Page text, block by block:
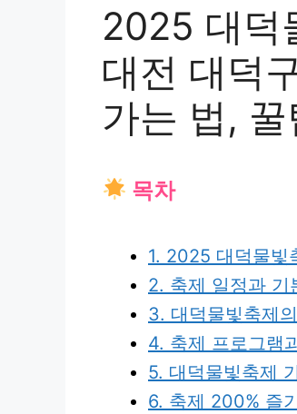
2025 대덕
대전 대덕
가는 법, 꿀
목차
1. 2025 대덕물빛
2. 축제 일정과 기
3. 대덕물빛축제
4. 축제 프로그램
5. 대덕물빛축제
6. 축제 200% 즐